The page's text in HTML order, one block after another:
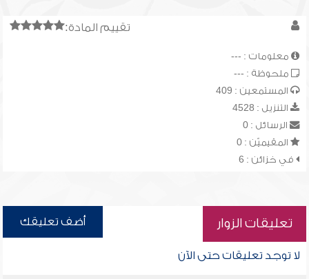
تقييم المادة:
معلومات : ---
ملحوظة : ---
المستمعين : 409
التنزيل : 4528
الرسائل : 0
المقيميّن : 0
في خزائن : 6
تعليقات الزوار أضف تعليقك
لا توجد تعليقات حتى الآن